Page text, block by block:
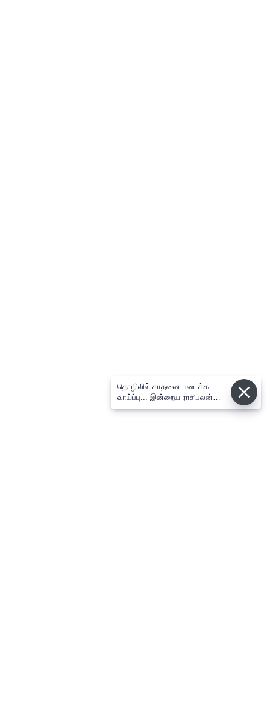
தொழிலில் சாதனை படைக்க
வாய்ப்பு... இன்றைய ராசிபலன்
08.08.2026